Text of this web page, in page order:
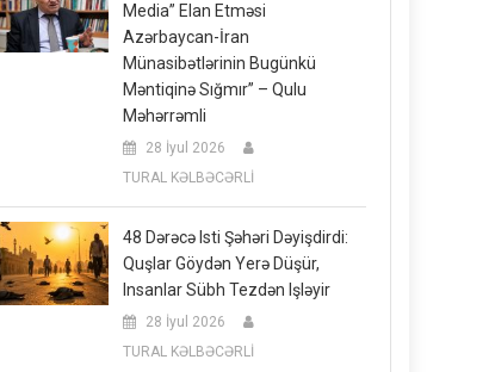
Media” Elan Etməsi
Azərbaycan-İran
Münasibətlərinin Bugünkü
Məntiqinə Sığmır” – Qulu
Məhərrəmli
28 İyul 2026
TURAL KƏLBƏCƏRLİ
48 Dərəcə Isti Şəhəri Dəyişdirdi:
Quşlar Göydən Yerə Düşür,
Insanlar Sübh Tezdən Işləyir
28 İyul 2026
TURAL KƏLBƏCƏRLİ